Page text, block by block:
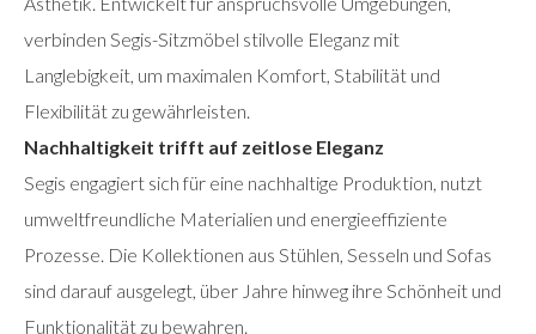
verbinden Segis-Sitzmöbel stilvolle Eleganz mit
Langlebigkeit, um maximalen Komfort, Stabilität und
Flexibilität zu gewährleisten.
Nachhaltigkeit trifft auf zeitlose Eleganz
Segis engagiert sich für eine nachhaltige Produktion, nutzt
umweltfreundliche Materialien und energieeffiziente
Prozesse. Die Kollektionen aus Stühlen, Sesseln und Sofas
sind darauf ausgelegt, über Jahre hinweg ihre Schönheit und
Funktionalität zu bewahren.